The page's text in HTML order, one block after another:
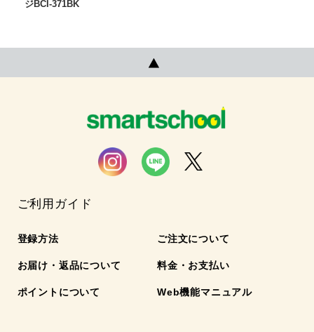
ジBCI-371BK
ご利用ガイド
登録方法 ご注文について
お届け・返品について 料金・お支払い
ポイントについて Web機能マニュアル